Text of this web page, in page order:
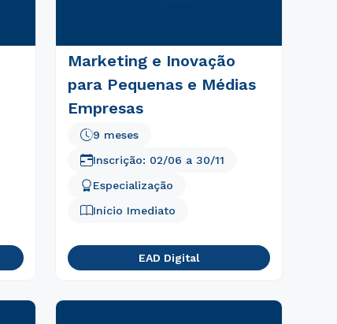
Marketing e Inovação
para Pequenas e Médias
Empresas
9 meses
Especialização
Início Imediato
Inscrição: 02/06 a 30/11
EAD Digital